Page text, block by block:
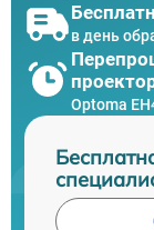
в день
Optoma